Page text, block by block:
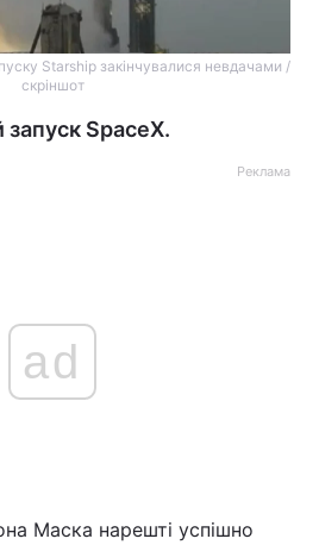
Starship закінчувалися невдачами /
скріншот
SpaceX.
Реклама
ad
Маска нарешті успішно